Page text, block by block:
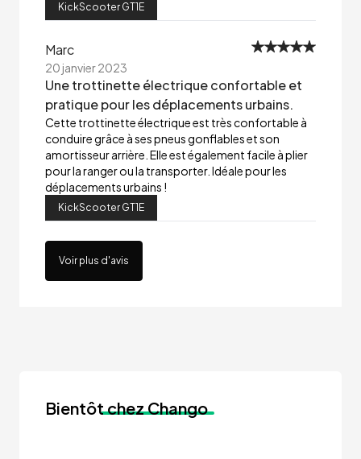
KickScooter GT1E
Marc
20 janvier 2023
Une trottinette électrique confortable et
pratique pour les déplacements urbains.
Cette trottinette électrique est très confortable à
conduire grâce à ses pneus gonflables et son
amortisseur arrière. Elle est également facile à plier
pour la ranger ou la transporter. Idéale pour les
déplacements urbains !
KickScooter GT1E
Voir plus d'avis
Bientôtchez Chango